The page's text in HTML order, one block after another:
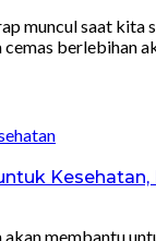
muncul saat
cemas
Kesehatan,
membantu